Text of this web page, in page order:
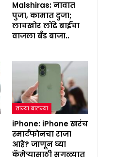
Malshiras: नावात
पुजा, कामात दुजा;
लाचखोर लोंढे बाईंचा
वाजला बँड बाजा..
ताज्या बातम्या
iPhone: iPhone खरंच
स्मार्टफोनचा राजा
आहे? जाणून घ्या
कॅमेऱ्यासाठी सगळ्यात